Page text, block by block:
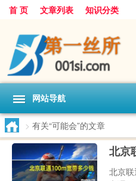
首 页 文章列表 知识分类
网站导航
> 有关“可能会”的文章
北京
北京